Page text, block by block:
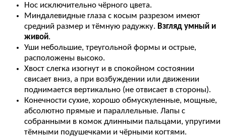
Нос исключительно чёрного цвета.
Миндалевидные глаза с косым разрезом имеют
средний размер и тёмную радужку. Взгляд умный и
живой.
Уши небольшие, треугольной формы и острые,
расположены высоко.
Хвост слегка изогнут и в спокойном состоянии
свисает вниз, а при возбуждении или движении
поднимается вертикально (не отвисает в стороны).
Конечности сухие, хорошо обмускуленные, мощные,
абсолютно прямые и параллельные. Лапы с
собранными в комок длинными пальцами, упругими
тёмными подушечками и чёрными когтями.